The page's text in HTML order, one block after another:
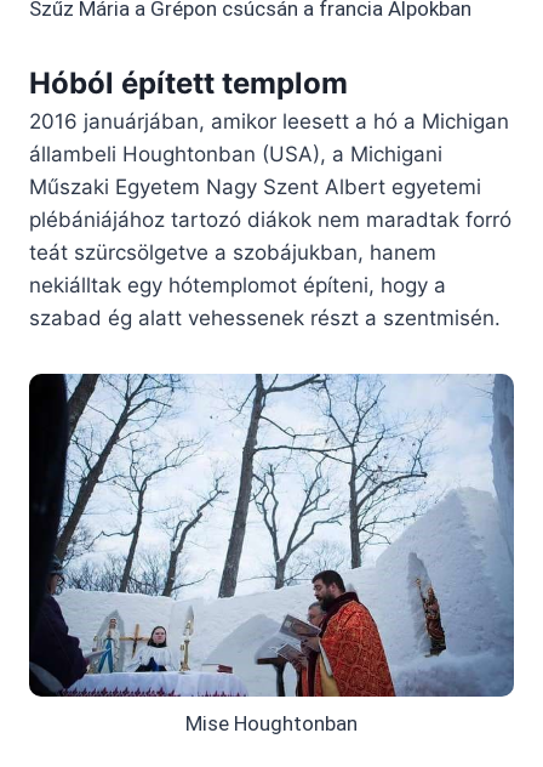
Szűz Mária a Grépon csúcsán a francia Alpokban
Hóból épített templom
2016 januárjában, amikor leesett a hó a Michigan
állambeli Houghtonban (USA), a Michigani
Műszaki Egyetem Nagy Szent Albert egyetemi
plébániájához tartozó diákok nem maradtak forró
teát szürcsölgetve a szobájukban, hanem
nekiálltak egy hótemplomot építeni, hogy a
szabad ég alatt vehessenek részt a szentmisén.
Mise Houghtonban